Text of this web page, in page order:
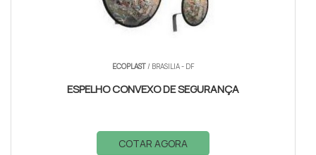
ECOPLAST / BRASILIA - DF
ESPELHO CONVEXO DE SEGURANÇA
COTAR AGORA